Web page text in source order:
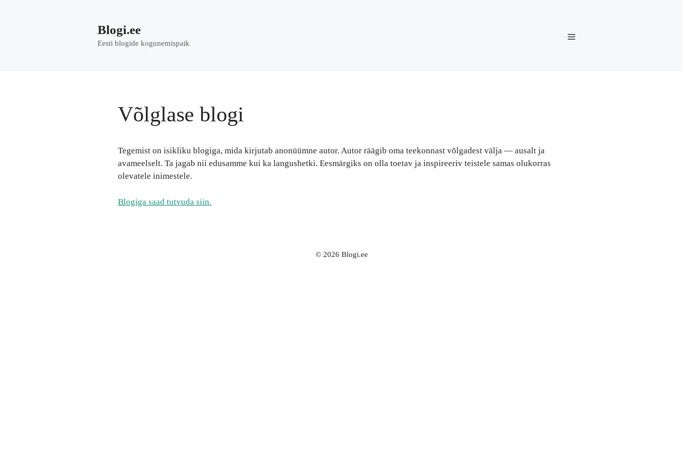
Blogi.ee
Eesti blogide kogunemispaik
Võlglase blogi
Tegemist on isikliku blogiga, mida kirjutab anonüümne autor. Autor räägib oma teekonnast võlgadest välja — ausalt ja
avameelselt. Ta jagab nii edusamme kui ka langushetki. Eesmärgiks on olla toetav ja inspireeriv teistele samas olukorras
olevatele inimestele.
Blogiga saad tutvuda siin.
© 2026 Blogi.ee